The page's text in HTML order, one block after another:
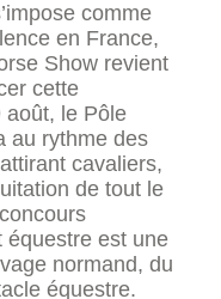
comme
en France,
Show revient
cette
août, le Pôle
au rythme des
cavaliers,
de tout le
équestre est une
normand, du
équestre.